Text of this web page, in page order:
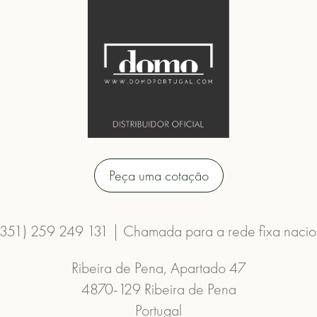
Peça uma cotação
259 249 131 | Chamada para a rede fixa
Ribeira de Pena, Apartado 47
4870-129 Ribeira de Pena
Portugal